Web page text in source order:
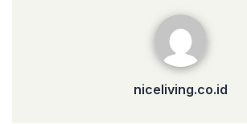
niceliving.co.id